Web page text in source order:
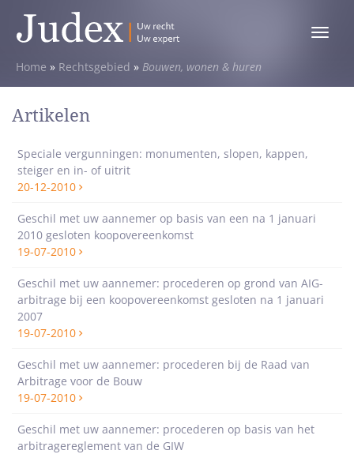
Toggle
Home » Rechtsgebied » Bouwen, wonen & huren
Artikelen
Speciale vergunningen: monumenten, slopen, kappen,
steiger en in- of uitrit
20-12-2010
Geschil met uw aannemer op basis van een na 1 januari
2010 gesloten koopovereenkomst
19-07-2010
Geschil met uw aannemer: procederen op grond van AIG-
arbitrage bij een koopovereenkomst gesloten na 1 januari
2007
19-07-2010
Geschil met uw aannemer: procederen bij de Raad van
Arbitrage voor de Bouw
19-07-2010
Geschil met uw aannemer: procederen op basis van het
arbitragereglement van de GIW